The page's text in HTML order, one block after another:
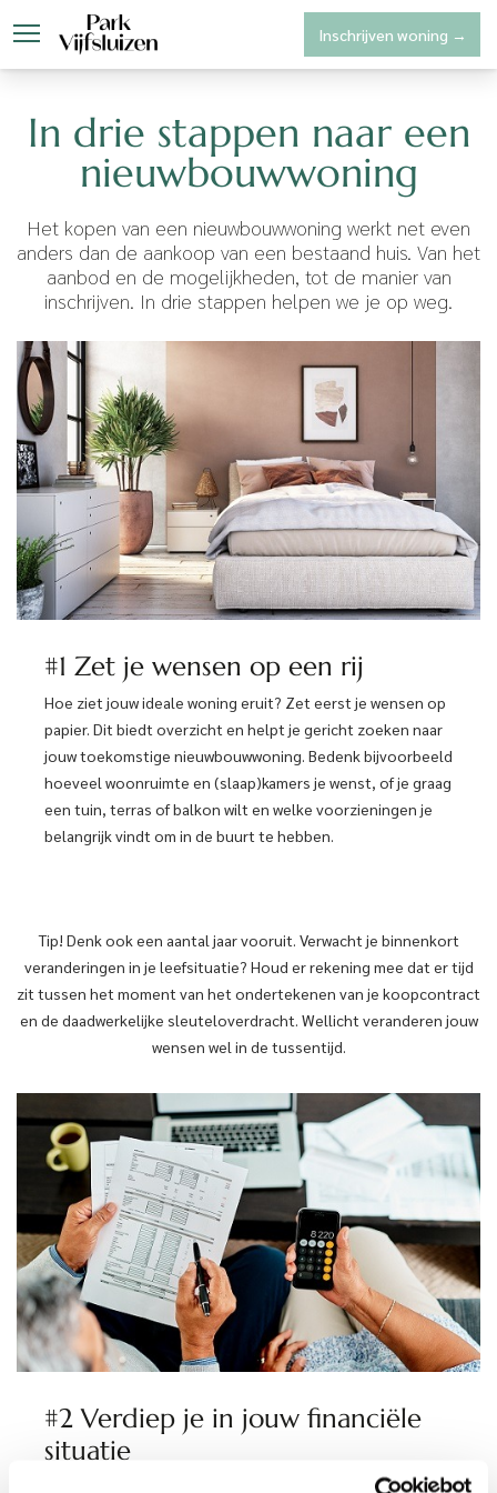
Inschrijven woning →
In drie stappen naar een
nieuwbouwwoning
Het kopen van een nieuwbouwwoning werkt net even
anders dan de aankoop van een bestaand huis. Van het
aanbod en de mogelijkheden, tot de manier van
inschrijven. In drie stappen helpen we je op weg.
#1 Zet je wensen op een rij
Hoe ziet jouw ideale woning eruit? Zet eerst je wensen op
papier. Dit biedt overzicht en helpt je gericht zoeken naar
jouw toekomstige nieuwbouwwoning. Bedenk bijvoorbeeld
hoeveel woonruimte en (slaap)kamers je wenst, of je graag
een tuin, terras of balkon wilt en welke voorzieningen je
belangrijk vindt om in de buurt te hebben.
Tip! Denk ook een aantal jaar vooruit. Verwacht je binnenkort
veranderingen in je leefsituatie? Houd er rekening mee dat er tijd
zit tussen het moment van het ondertekenen van je koopcontract
en de daadwerkelijke sleuteloverdracht. Wellicht veranderen jouw
wensen wel in de tussentijd.
#2 Verdiep je in jouw financiële
situatie
Naast je wensen, is het ook belangrijk om je financiële
Park Vijfsluizen